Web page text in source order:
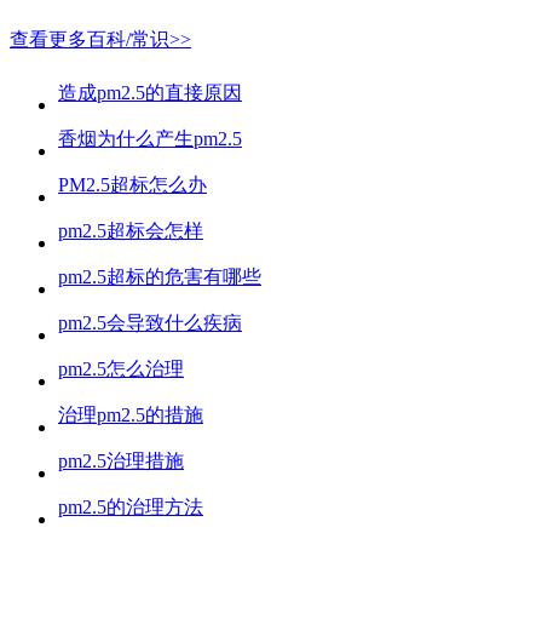
查看更多百科/常识>>
造成pm2.5的直接原因
香烟为什么产生pm2.5
PM2.5超标怎么办
pm2.5超标会怎样
pm2.5超标的危害有哪些
pm2.5会导致什么疾病
pm2.5怎么治理
治理pm2.5的措施
pm2.5治理措施
pm2.5的治理方法